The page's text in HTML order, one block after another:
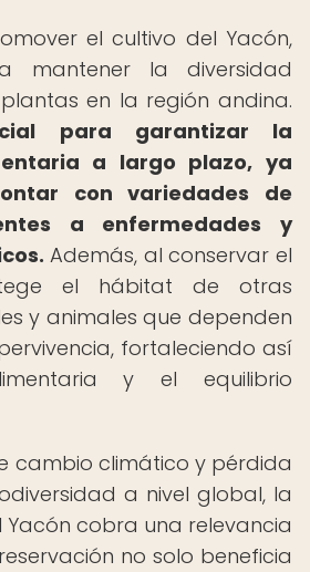
el cultivo del Yacón,
mantener la diversidad
en la región andina.
para garantizar la
a largo plazo, ya
con variedades de
a enfermedades y
Además, al conservar el
el hábitat de otras
y animales que dependen
fortaleciendo así
y el equilibrio
cambio climático y pérdida
a nivel global, la
cobra una relevancia
no solo beneficia